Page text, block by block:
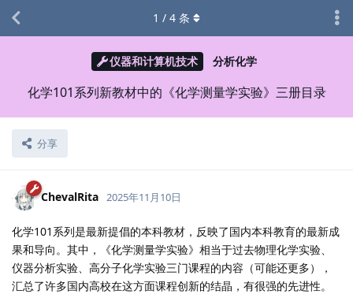
仪器和计算机技术 分析化学
化学101系列新教材中的《化学测量学实验》三册目录
分享
1 / 4 条
ChevalRita 2025年11月10日
化学101系列是最新提倡的本科教材，反映了国内本科教育的最新成
果和导向。其中，《化学测量学实验》相当于过去物理化学实验、
仪器分析实验、高分子化学实验三门课程的内容（可能还更多），
汇总了许多国内高校在这方面课程创新的结晶，有很强的先进性。